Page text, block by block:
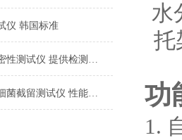
仪 韩国标准
呼吸导管气密性测试仪 提供检测方案
药液过滤器细菌截留测试仪 性能稳定
水
托
功
1.